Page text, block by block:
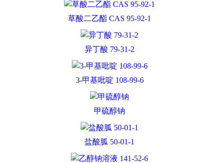
草酸二乙酯 CAS 95-92-1
异丁酸 79-31-2
3-甲基吡啶 108-99-6
甲硫醇钠
盐酸胍 50-01-1